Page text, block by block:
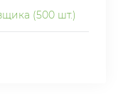
(500 шт.)